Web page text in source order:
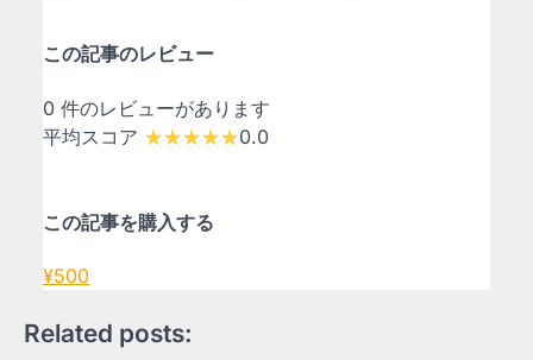
この記事のレビュー
0 件のレビューがあります
平均スコア
0.0
この記事を購入する
¥500
Related posts: